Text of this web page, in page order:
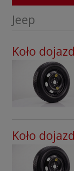
BMW
BYD
Citroen
Cupra
Dacia
Dongfeng
Fiat
Jeep
Koło
Koło